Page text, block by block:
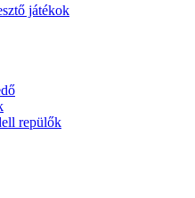
játékok
repülők